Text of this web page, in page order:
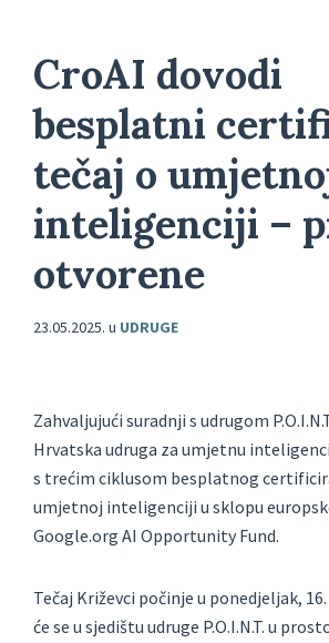
CroAI dovodi
besplatni
tečaj o
inteligenciji –
otvorene
23.05.2025. u UDRUGE
Zahvaljujući suradnji s udrugom
Hrvatska udruga za umjetnu
s trećim ciklusom besplatnog
umjetnoj inteligenciji u sklopu
Google.org AI Opportunity Fund.
Tečaj Križevci počinje u ponedjeljak,
će se u sjedištu udruge P.O.I.N.T. u